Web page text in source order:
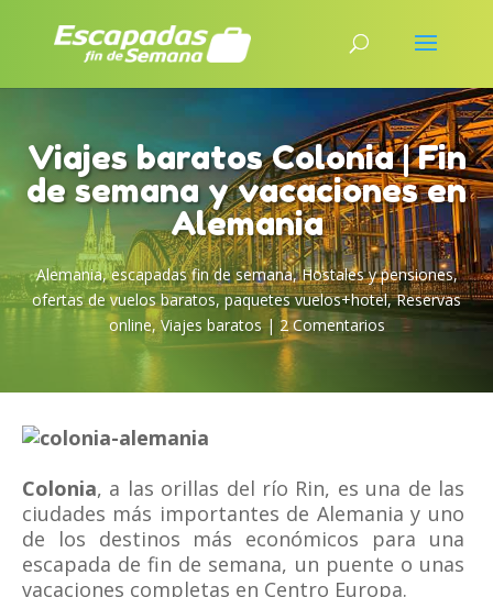
Viajes baratos Colonia | Fin
de semana y vacaciones en
Alemania
Alemania,escapadas fin de semana,Hostales y pensiones,
ofertas de vuelos baratos,paquetes vuelos+hotel,Reservas
online,Viajes baratos|2 Comentarios
Colonia, a las orillas del río Rin, es una de las
ciudades más importantes de Alemania y uno
de los destinos más económicos para una
escapada de fin de semana, un puente o unas
vacaciones completas en Centro Europa.